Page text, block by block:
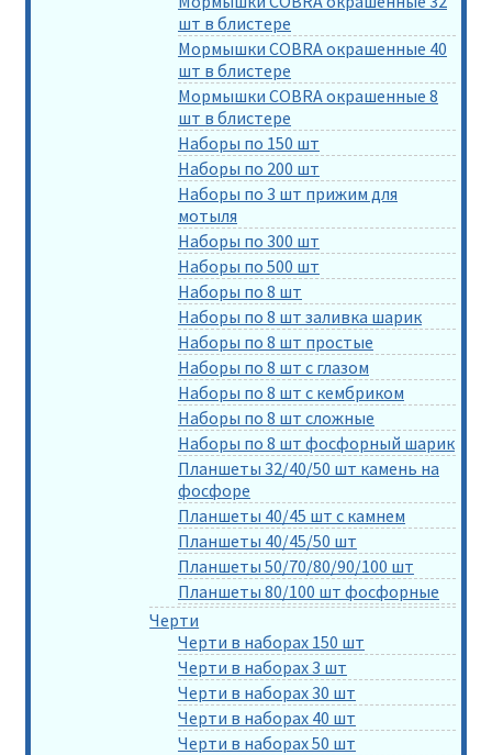
шт в блистере
Мормышки COBRA окрашенные 40
шт в блистере
Мормышки COBRA окрашенные 8
шт в блистере
Наборы по 150 шт
Наборы по 200 шт
Наборы по 3 шт прижим для
мотыля
Наборы по 300 шт
Наборы по 500 шт
Наборы по 8 шт
Наборы по 8 шт заливка шарик
Наборы по 8 шт простые
Наборы по 8 шт с глазом
Наборы по 8 шт с кембриком
Наборы по 8 шт сложные
Наборы по 8 шт фосфорный шарик
Планшеты 32/40/50 шт камень на
фосфоре
Планшеты 40/45 шт с камнем
Планшеты 40/45/50 шт
Планшеты 50/70/80/90/100 шт
Планшеты 80/100 шт фосфорные
Черти
Черти в наборах 150 шт
Черти в наборах 3 шт
Черти в наборах 30 шт
Черти в наборах 40 шт
Черти в наборах 50 шт